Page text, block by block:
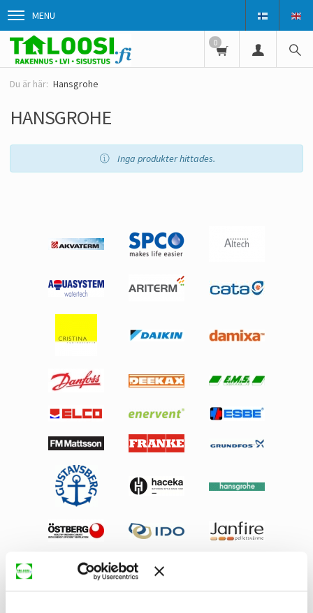
MENU
0
Hansgrohe
HANSGROHE
Inga produkter hittades.